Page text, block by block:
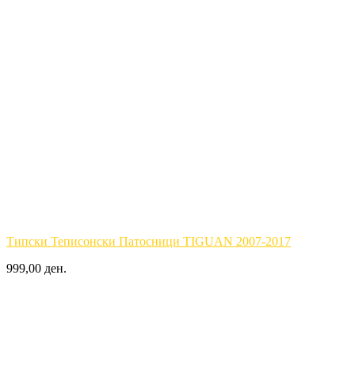
Типски Теписонски Патосници TIGUAN 2007-2017
999,00 ден.